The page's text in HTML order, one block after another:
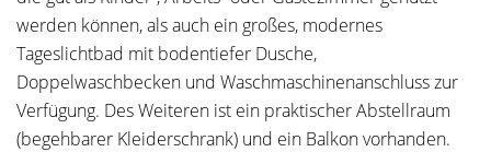
werden können, als auch ein großes, modernes
Tageslichtbad mit bodentiefer Dusche,
Doppelwaschbecken und Waschmaschinenanschluss zur
Verfügung. Des Weiteren ist ein praktischer Abstellraum
(begehbarer Kleiderschrank) und ein Balkon vorhanden.